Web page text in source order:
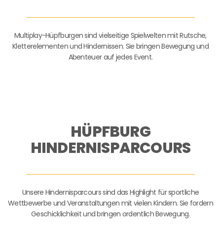
Multiplay-Hüpfburgen sind vielseitige Spielwelten mit Rutsche,
Kletterelementen und Hindernissen. Sie bringen Bewegung und
Abenteuer auf jedes Event.
HÜPFBURG
HINDERNISPARCOURS
Unsere Hindernisparcours sind das Highlight für sportliche
Wettbewerbe und Veranstaltungen mit vielen Kindern. Sie fordern
Geschicklichkeit und bringen ordentlich Bewegung.